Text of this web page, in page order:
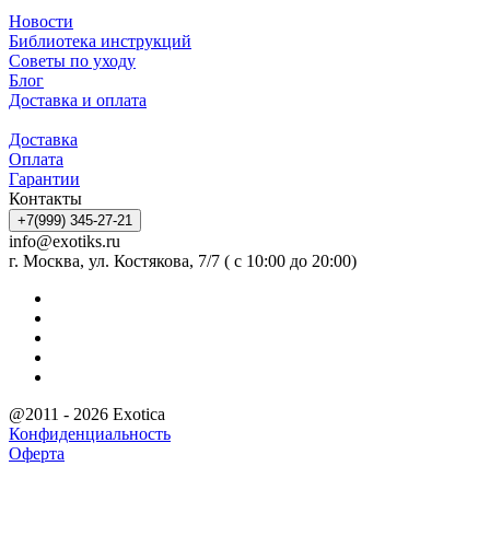
Новости
Библиотека инструкций
Советы по уходу
Блог
Доставка и оплата
Доставка
Оплата
Гарантии
Контакты
+7(999) 345-27-21
info@exotiks.ru
г. Москва, ул. Костякова, 7/7 ( с 10:00 до 20:00)
@2011 - 2026 Exotica
Конфиденциальность
Оферта